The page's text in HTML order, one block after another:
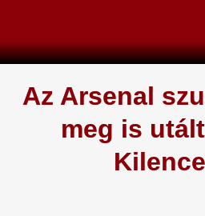
content
Az Arsenal
meg is